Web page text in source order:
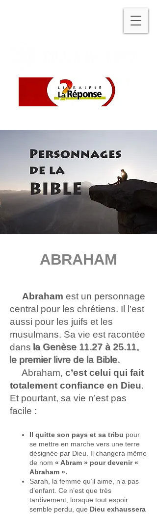
ABRAHAM
Abraham est un personnage
central pour les chrétiens. Il l’est
aussi pour les juifs et les
musulmans. Sa vie est racontée
dans la Genèse 11.27 à 25.11,
le premier livre de la Bible.
Abraham, c’est celui qui fait
totalement confiance en Dieu.
Et pourtant, sa vie n’est pas
facile :
Il quitte son pays et sa tribu pour
se mettre en marche vers une terre
désignée par Dieu. Il changera même
de nom « Abram » pour devenir «
Abraham ».
Sarah, la femme qu’il aime, n’a pas
d’enfant. Ce n’est que très
tardivement, lorsque tout espoir
semble perdu, que Dieu exhaussera